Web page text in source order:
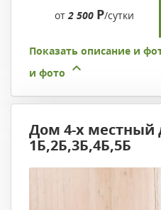
от2 500 Р/сутки
Показать описание и
и фото
Дом 4-х местный
1Б,2Б,3Б,4Б,5Б